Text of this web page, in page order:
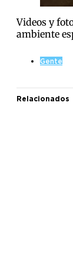
Videos y
ambiente
Gente
Relacionados